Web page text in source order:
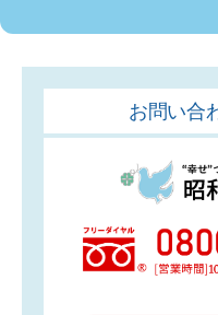
お問い合